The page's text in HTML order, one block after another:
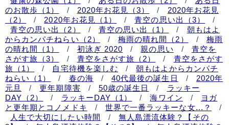
のお散歩（1）
/ 2020年お花見（3） /
2020年お花見
（2）
/ 2020年お花見（1） / 青空の思い出（3）
/
青空の思い出（2）
/ 青空の思い出（1） /
朝もはよ
からカンパチねらい（2）
/ 梅雨の晴れ間（2） /
梅雨
の晴れ間（1）
/ 初泳ぎ 2020 / 親の思い /
青空を
さがす旅（3）
/ 青空をさがす旅（2） /
青空をさがす
旅（1）
/ 自宅待機を楽しむ /
朝もはよからカンパチ
ねらい（1）
/ 春の海 / 40代最後の誕生日 /
2020年
元旦
/ 更年期障害 / 50歳の誕生日 /
ラッキー
DAY（2）
/ ラッキーDAY（1） / 海ワイン /
ヨガ
と更年期とコノメドキ
/ 世界で一番ラッキーな女...？
/
人生で大切にしたい時間
/
無人島漂流体験？【その